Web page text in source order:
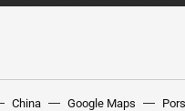
China Google Maps